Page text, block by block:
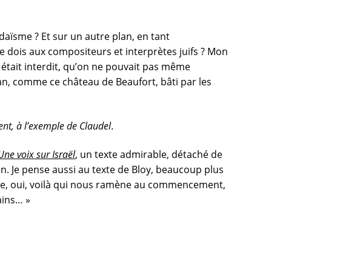
? Et sur un autre plan, en tant
dois aux compositeurs et interprètes juifs ? Mon
interdit, qu’on ne pouvait pas même
comme ce château de Beaufort, bâti par les
à l’exemple de Claudel.
voix sur Israël, un texte admirable, détaché de
Je pense aussi au texte de Bloy, beaucoup plus
oui, voilà qui nous ramène au commencement,
»